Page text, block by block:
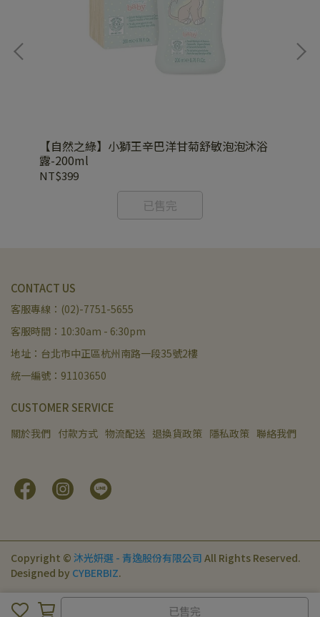
已售完
【自然之綠】小獅王辛巴洋甘菊舒敏泡泡沐浴
露-200ml
NT$399
已售完
CONTACT US
客服專線：(02)-7751-5655
客服時間：10:30am - 6:30pm
地址：台北市中正區杭州南路一段35號2樓
統一編號：91103650
CUSTOMER SERVICE
關於我們 付款方式 物流配送 退換貨政策 隱私政策 聯絡我們
Copyright © 沐光妍選 - 青逸股份有限公司 All Rights Reserved.
Designed by CYBERBIZ.